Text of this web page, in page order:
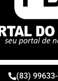
(83)